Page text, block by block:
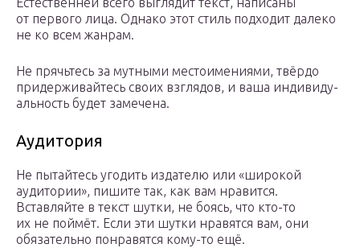
от первого лица. Однако этот стиль подходит далеко
не ко всем жанрам.
Не прячьтесь за мутными местоимениями, твёрдо
придержи­вайтесь своих взглядов, и ваша индивиду­
альность будет замечена.
Аудитория
Не пытайтесь угодить издателю или «широкой
аудитории», пишите так, как вам нравится.
Вставляйте в текст шутки, не боясь, что кто-то
их не поймёт. Если эти шутки нравятся вам, они
обязательно понравятся кому-то ещё.